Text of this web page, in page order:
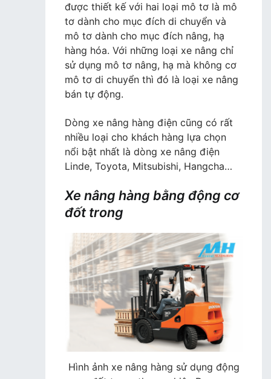
được thiết kế với hai loại mô tơ là mô
tơ dành cho mục đích di chuyển và
mô tơ dành cho mục đích nâng, hạ
hàng hóa. Với những loại xe nâng chỉ
sử dụng mô tơ nâng, hạ mà không cơ
mô tơ di chuyển thì đó là loại xe nâng
bán tự động.
Dòng xe nâng hàng điện cũng có rất
nhiều loại cho khách hàng lựa chọn
nổi bật nhất là dòng xe nâng điện
Linde, Toyota, Mitsubishi, Hangcha…
Xe nâng hàng bằng động cơ
đốt trong
Hình ảnh xe nâng hàng sử dụng động